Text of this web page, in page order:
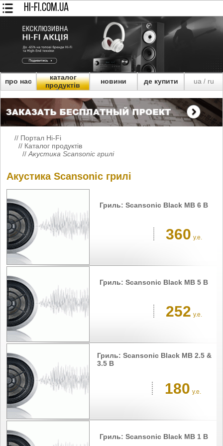
HI-FI.COM.UA
про нас
каталог
продуктів
новини де купити ua/ ru
// Портал Hi-Fi
// Каталог продуктів
// Акустика Scansonic грилі
Акустика Scansonic грилі
Гриль: Scansonic Black MB 6 B
360 у.е.
Гриль: Scansonic Black MB 5 B
252 у.е.
Гриль: Scansonic Black MB 2.5 &
3.5 B
180 у.е.
Гриль: Scansonic Black MB 1 B